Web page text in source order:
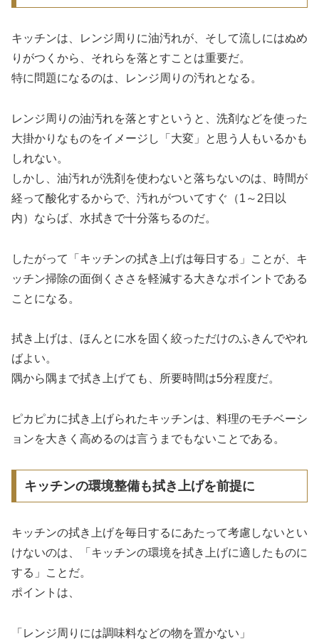
キッチンは、レンジ周りに油汚れが、そして流しにはぬめ
りがつくから、それらを落とすことは重要だ。
特に問題になるのは、レンジ周りの汚れとなる。
レンジ周りの油汚れを落とすというと、洗剤などを使った
大掛かりなものをイメージし「大変」と思う人もいるかも
しれない。
しかし、油汚れが洗剤を使わないと落ちないのは、時間が
経って酸化するからで、汚れがついてすぐ（1～2日以
内）ならば、水拭きで十分落ちるのだ。
したがって「キッチンの拭き上げは毎日する」ことが、キ
ッチン掃除の面倒くささを軽減する大きなポイントである
ことになる。
拭き上げは、ほんとに水を固く絞っただけのふきんでやれ
ばよい。
隅から隅まで拭き上げても、所要時間は5分程度だ。
ピカピカに拭き上げられたキッチンは、料理のモチベーシ
ョンを大きく高めるのは言うまでもないことである。
キッチンの環境整備も拭き上げを前提に
キッチンの拭き上げを毎日するにあたって考慮しないとい
けないのは、「キッチンの環境を拭き上げに適したものに
する」ことだ。
ポイントは、
「レンジ周りには調味料などの物を置かない」